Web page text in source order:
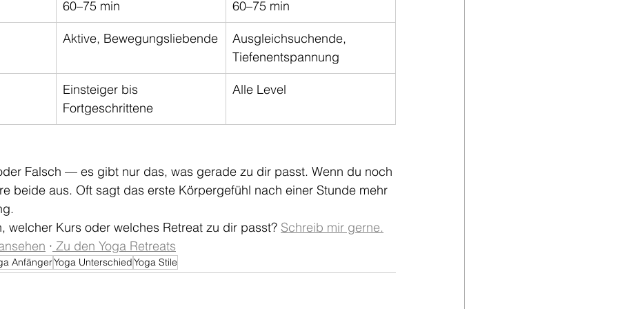
60–75 min 60–75 min
Aktive, Bewegungsliebende
Ausgleichsuchende,
Tiefenentspannung
Einsteiger bis
Fortgeschrittene
Alle Level
Falsch — es gibt nur das, was gerade zu dir passt. Wenn du noch
beide aus. Oft sagt das erste Körpergefühl nach einer Stunde mehr
welcher Kurs oder welches Retreat zu dir passt? Schreib mir gerne.
· Zu den Yoga Retreats
AnfängerYoga UnterschiedYoga Stile